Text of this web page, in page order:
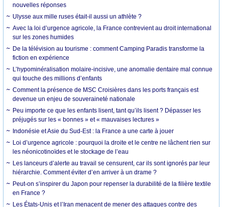
nouvelles réponses
Ulysse aux mille ruses était-il aussi un athlète ?
Avec la loi d’urgence agricole, la France contrevient au droit international
sur les zones humides
De la télévision au tourisme : comment Camping Paradis transforme la
fiction en expérience
L’hypominéralisation molaire-incisive, une anomalie dentaire mal connue
qui touche des millions d’enfants
Comment la présence de MSC Croisières dans les ports français est
devenue un enjeu de souveraineté nationale
Peu importe ce que les enfants lisent, tant qu’ils lisent ? Dépasser les
préjugés sur les « bonnes » et « mauvaises lectures »
Indonésie et Asie du Sud-Est : la France a une carte à jouer
Loi d’urgence agricole : pourquoi la droite et le centre ne lâchent rien sur
les néonicotinoïdes et le stockage de l’eau
Les lanceurs d’alerte au travail se censurent, car ils sont ignorés par leur
hiérarchie. Comment éviter d’en arriver à un drame ?
Peut-on s’inspirer du Japon pour repenser la durabilité de la filière textile
en France ?
Les États-Unis et l’Iran menacent de mener des attaques contre des